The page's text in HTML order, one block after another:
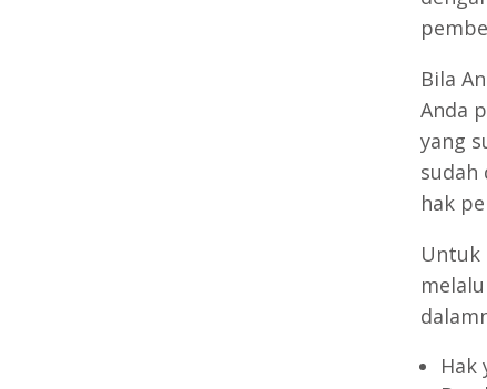
Bila
Anda
yang
sudah
hak
Untuk
Hak